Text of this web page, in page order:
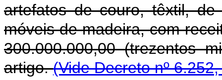
artefatos de couro, têxtil,
móveis de madeira, com
300.000.000,00 (trezentos
artigo.(Vide Decreto nº